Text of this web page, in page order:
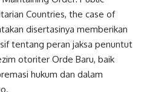
Countries, the case of
disertasinya memberikan
tentang peran jaksa penuntut
otoriter Orde Baru, baik
hukum dan dalam